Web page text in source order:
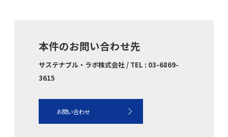
本件のお問い合わせ先
サステナブル・ラボ株式会社 / TEL : 03-6869-
3615
お問い合わせ